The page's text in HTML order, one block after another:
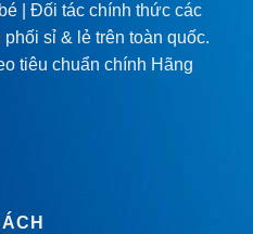
| Đối tác chính thức các
sỉ & lẻ trên toàn quốc.
tiêu chuẩn chính Hãng